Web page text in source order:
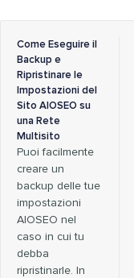
Come Eseguire il
Backup e
Ripristinare le
Impostazioni del
Sito AIOSEO su
una Rete
Multisito
Puoi facilmente
creare un
backup delle tue
impostazioni
AIOSEO nel
caso in cui tu
debba
ripristinarle. In